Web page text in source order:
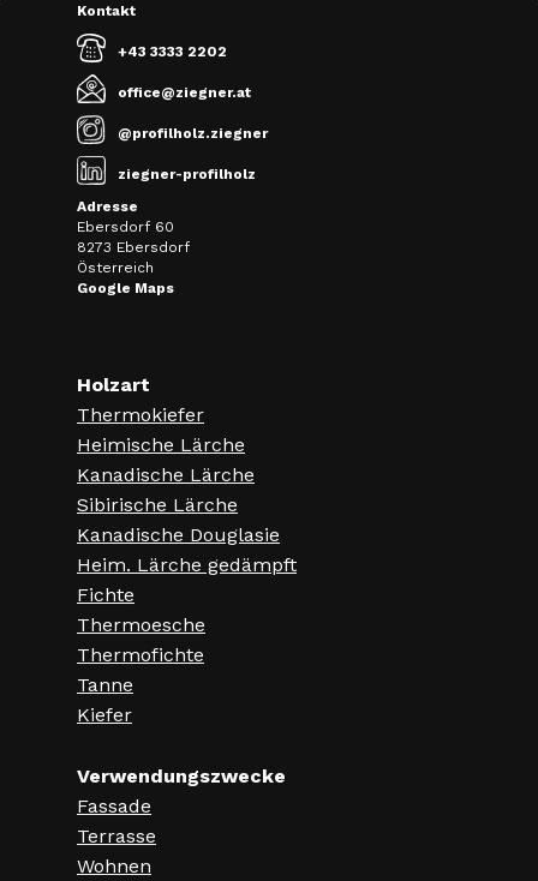
Kontakt
+43 3333 2202
office@ziegner.at
@profilholz.ziegner
ziegner-profilholz
Adresse
Ebersdorf 60
8273 Ebersdorf
Österreich
Google Maps
Holzart
Thermokiefer
Heimische Lärche
Kanadische Lärche
Sibirische Lärche
Kanadische Douglasie
Heim. Lärche gedämpft
Fichte
Thermoesche
Thermofichte
Tanne
Kiefer
Verwendungszwecke
Fassade
Terrasse
Wohnen